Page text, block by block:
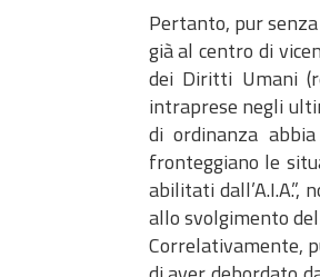
Pertanto, pur
già al centro di
dei Diritti Umani
intraprese negli
di ordinanza
fronteggiano le
abilitati
allo svolgimento
Correlativamente,